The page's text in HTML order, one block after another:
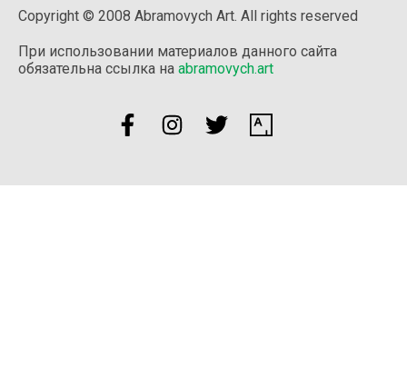
Copyright © 2008 Abramovych Art. All rights reserved
При использовании материалов данного сайта
обязательна ссылка на abramovych.art